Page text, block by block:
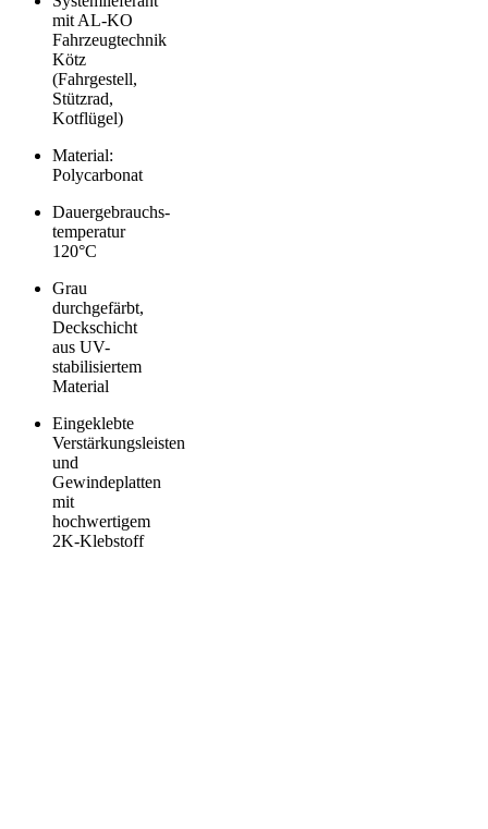
mit AL-KO
Fahrzeugtechnik
Kötz
(Fahrgestell,
Stützrad,
Kotflügel)
Material:
Polycarbonat
Dauergebrauchs­
temperatur
120°C
Grau
durchgefärbt,
Deckschicht
aus UV-
stabilisiertem
Material
Eingeklebte
Verstärkungsleisten
und
Gewindeplatten
mit
hochwertigem
2K-Klebstoff